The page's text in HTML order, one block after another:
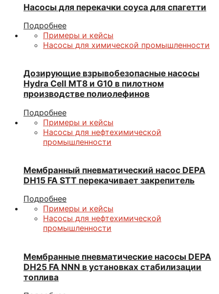
Насосы для перекачки соуса для спагетти
Подробнее
Примеры и кейсы
Насосы для химической промышленности
Дозирующие взрывобезопасные насосы
Hydra Cell МТ8 и G10 в пилотном
производстве полиолефинов
Подробнее
Примеры и кейсы
Насосы для нефтехимической
промышленности
Мембранный пневматический насос DEPA
DН15 FA STT перекачивает закрепитель
Подробнее
Примеры и кейсы
Насосы для нефтехимической
промышленности
Мембранные пневматические насосы DEPA
DН25 FA NNN в установках стабилизации
топлива